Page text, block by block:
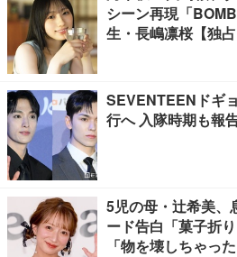
シーン再現「
生・長嶋凛桜【独占
SEVENTEENドギ
行へ 入隊時期も報
5児の母・辻希美、
ード告白「菓子折
「物を壊しちゃった